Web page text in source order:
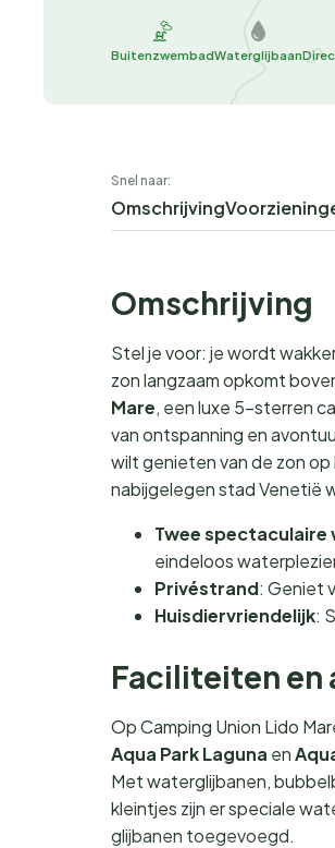
BuitenzwembadWaterglijbaan
Snel naar:
Omschrijving
Omschrijving
Stel je voor: je wordt
zon langzaam opkomt
Mare, een luxe 5-sterren
van ontspanning en
wilt genieten van de zon
nabijgelegen stad Venetië
Twee
eindeloos
Privéstrand: Geniet
Huisdiervriendelijk:
Faciliteiten
Op Camping Union Lido
Aqua Park Laguna en
Met waterglijbanen,
kleintjes zijn er speciale
glijbanen toegevoegd.